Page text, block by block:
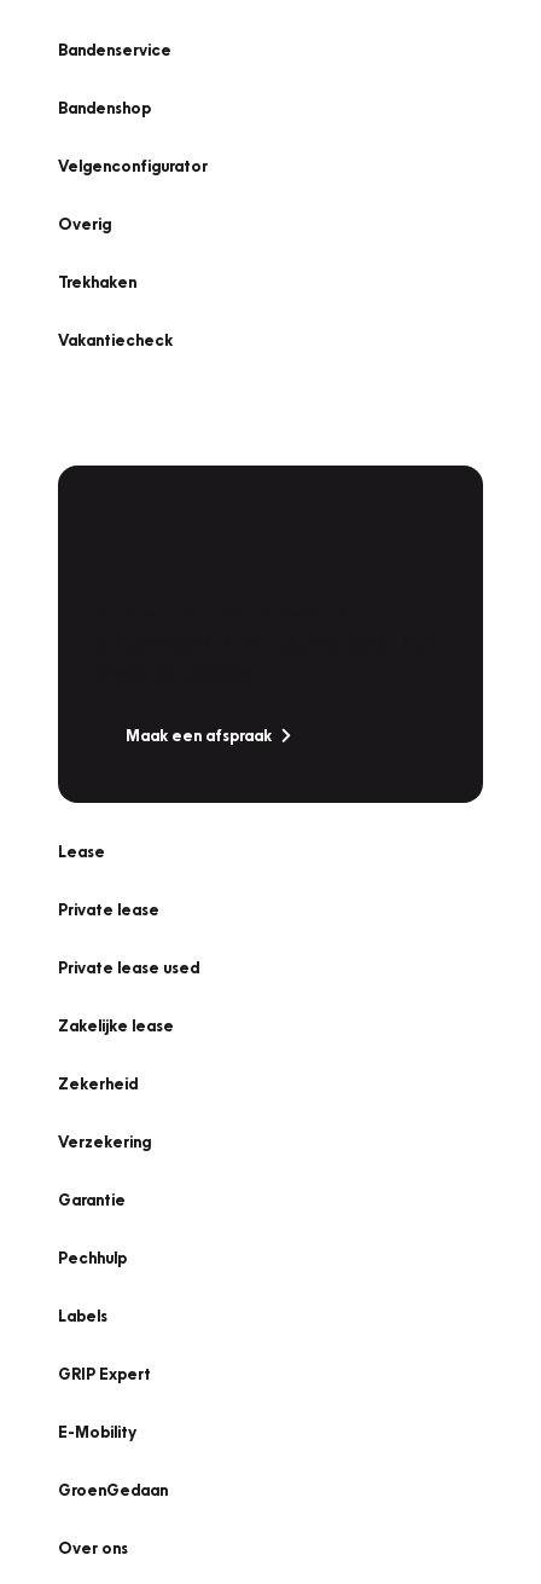
Bandenservice
Bandenshop
Velgenconfigurator
Overig
Trekhaken
Vakantiecheck
Maak een afspraak
Lease
Private lease
Private lease used
Zakelijke lease
Zekerheid
Verzekering
Garantie
Pechhulp
Labels
GRIP Expert
E-Mobility
GroenGedaan
Over ons